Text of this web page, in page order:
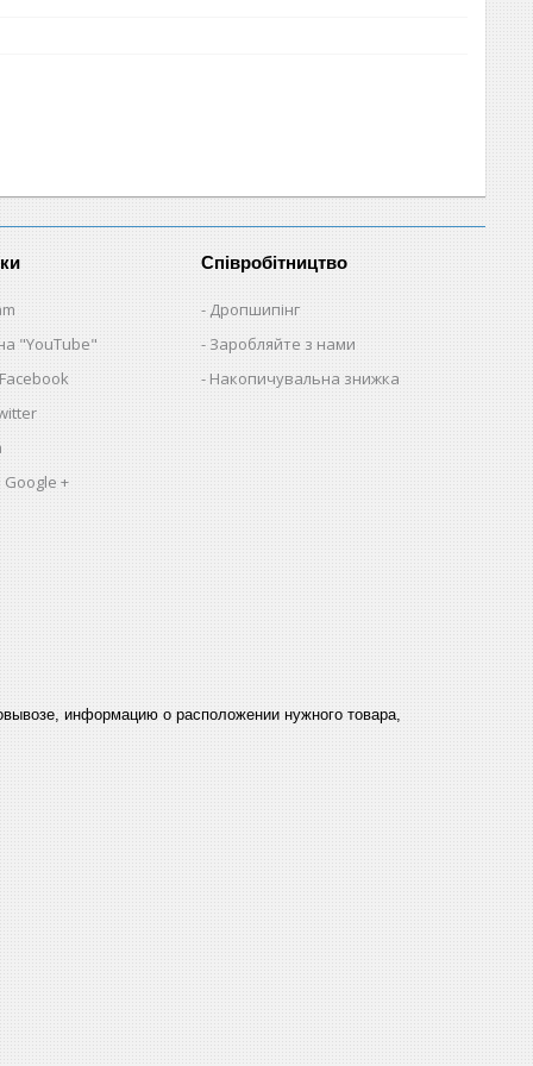
"YouTube"
+
Співробітництво
Дропшипінг
Заробляйте з нами
Накопичувальна знижка
информацию о расположении нужного товара,